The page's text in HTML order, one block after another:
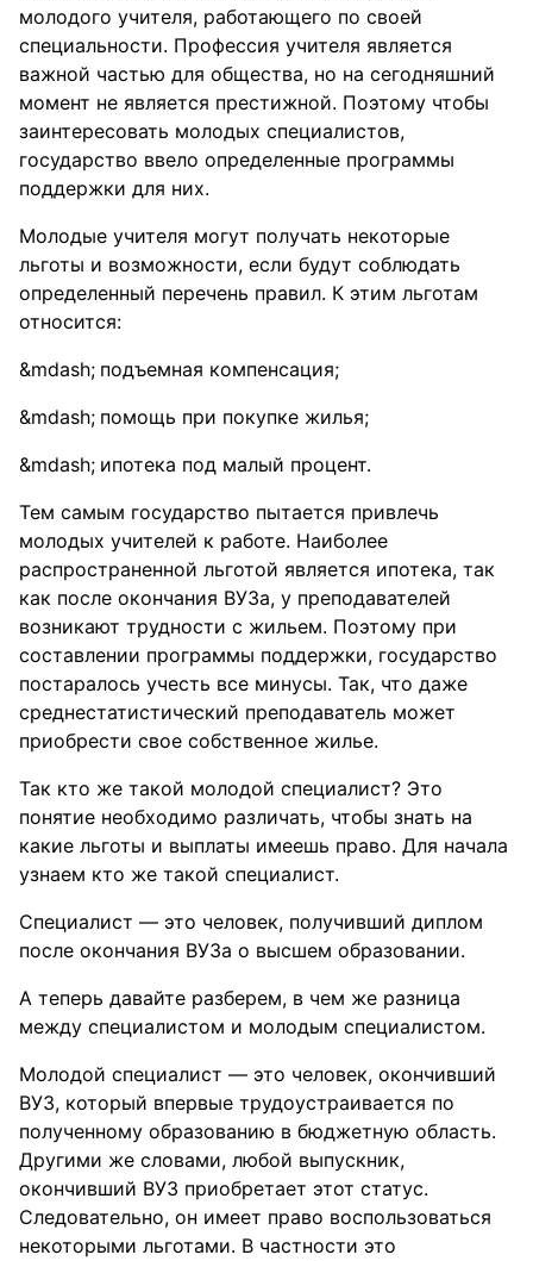
молодого учителя, работающего по своей
специальности. Профессия учителя является
важной частью для общества, но на сегодняшний
момент не является престижной. Поэтому чтобы
заинтересовать молодых специалистов,
государство ввело определенные программы
поддержки для них.
Молодые учителя могут получать некоторые
льготы и возможности, если будут соблюдать
определенный перечень правил. К этим льготам
относится:
подъемная компенсация;
помощь при покупке жилья;
ипотека под малый процент.
Тем самым государство пытается привлечь
молодых учителей к работе. Наиболее
распространенной льготой является ипотека, так
как после окончания ВУЗа, у преподавателей
возникают трудности с жильем. Поэтому при
составлении программы поддержки, государство
постаралось учесть все минусы. Так, что даже
среднестатистический преподаватель может
приобрести свое собственное жилье.
Так кто же такой молодой специалист? Это
понятие необходимо различать, чтобы знать на
какие льготы и выплаты имеешь право. Для начала
узнаем кто же такой специалист.
Специалист — это человек, получивший диплом
после окончания ВУЗа о высшем образовании.
А теперь давайте разберем, в чем же разница
между специалистом и молодым специалистом.
Молодой специалист — это человек, окончивший
ВУЗ, который впервые трудоустраивается по
полученному образованию в бюджетную область.
Другими же словами, любой выпускник,
окончивший ВУЗ приобретает этот статус.
Следовательно, он имеет право воспользоваться
некоторыми льготами. В частности это